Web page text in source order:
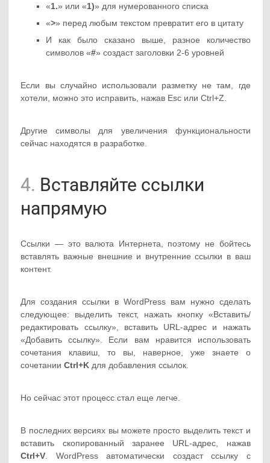
«1.» или «1)» для нумерованного списка
«>» перед любым текстом превратит его в цитату
И как было сказано выше, разное количество
символов «#» создаст заголовки 2-6 уровней
Если вы случайно использовали разметку не там, где
хотели, можно это исправить, нажав Esc или Ctrl+Z.
Другие символы для увеличения функциональности
сейчас находятся в разработке.
4. Вставляйте ссылки
напрямую
Ссылки — это валюта Интернета, поэтому не бойтесь
вставлять важные внешние и внутренние ссылки в ваш
контент.
Для создания ссылки в WordPress вам нужно сделать
следующее: выделить текст, нажать кнопку «Вставить/
редактировать ссылку», вставить URL-адрес и нажать
«Добавить ссылку». Если вам нравится использовать
сочетания клавиш, то вы, наверное, уже знаете о
сочетанииCtrl+K для добавления ссылок.
Но сейчас этот процесс стал еще легче.
В последних версиях вы можете просто выделить текст и
вставить скопированный заранее URL-адрес, нажав
Ctrl+V . WordPress автоматически создаст ссылку с